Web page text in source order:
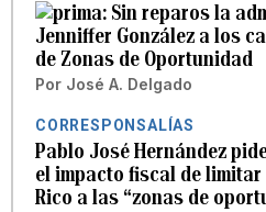
Sin reparos la
Jenniffer González a los
de Zonas de Oportunidad
Por José A. Delgado
CORRESPONSALÍAS
Pablo José Hernández
el impacto fiscal de limitar
Rico a las “zonas de